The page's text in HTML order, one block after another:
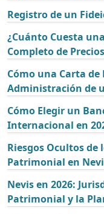
Registro de un
¿Cuánto Cuesta
Completo de
Cómo una Carta
Administración de
Cómo Elegir un
Internacional en
Riesgos Ocultos de
Patrimonial en
Nevis en 2026:
Patrimonial y la